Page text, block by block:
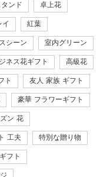
ンド 卓上花
イ 紅葉
シーン 室内グリーン
ネス花ギフト 高級花
ト 友人 家族 ギフト
豪華 フラワーギフト
ン 花
工夫 特別な贈り物
フト